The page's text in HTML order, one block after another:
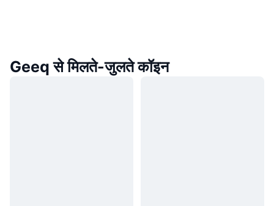
Geeq से मिलते-जुलते कॉइन